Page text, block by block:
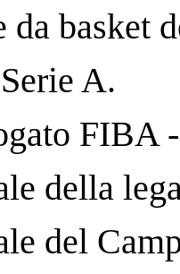
da basket
A.
FIBA
della
del